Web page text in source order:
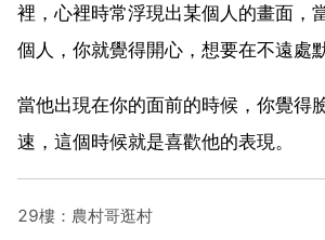
裡，心裡時常浮現出某個人的畫面，
個人，你就覺得開心，想要在不遠處
當他出現在你的面前的時候，你覺得
速，這個時候就是喜歡他的表現。
29樓：農村哥逛村